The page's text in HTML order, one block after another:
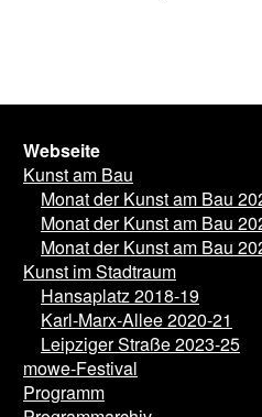
Webseite
Kunst am Bau
Monat der Kunst am Bau
Monat der Kunst am Bau
Monat der Kunst am Bau
Kunst im Stadtraum
Hansaplatz 2018-19
Karl-Marx-Allee 2020-21
Leipziger Straße 2023-25
mowe-Festival
Programm